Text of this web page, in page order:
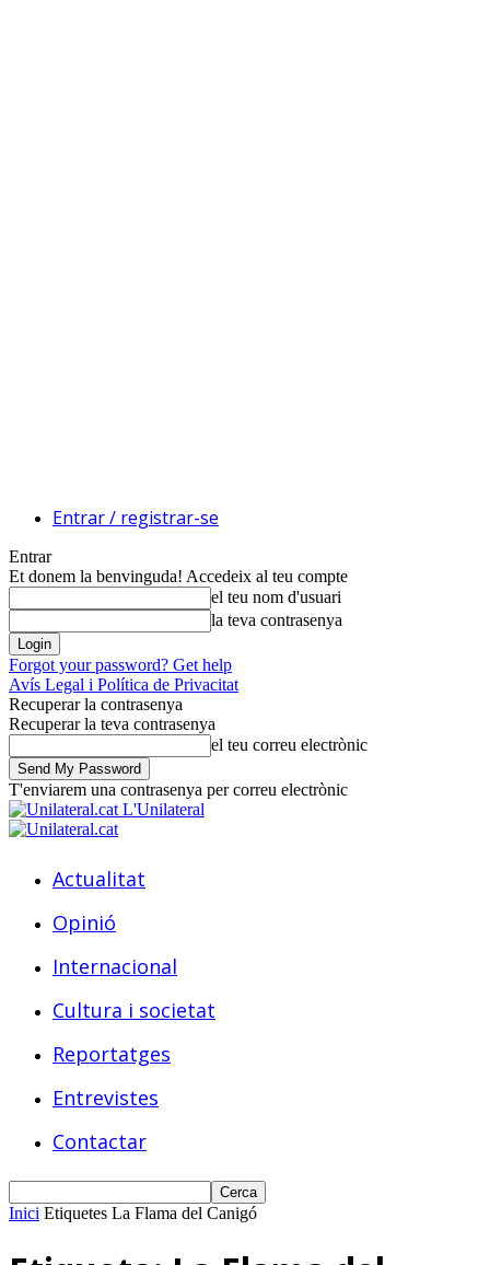
Entrar / registrar-se
Entrar
Et donem la benvinguda! Accedeix al teu compte
el teu nom d'usuari
la teva contrasenya
Forgot your password? Get help
Avís Legal i Política de Privacitat
Recuperar la contrasenya
Recuperar la teva contrasenya
el teu correu electrònic
T'enviarem una contrasenya per correu electrònic
L'Unilateral
Actualitat
Opinió
Internacional
Cultura i societat
Reportatges
Entrevistes
Contactar
Inici Etiquetes La Flama del Canigó